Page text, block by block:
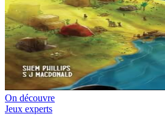
On découvre
Jeux experts